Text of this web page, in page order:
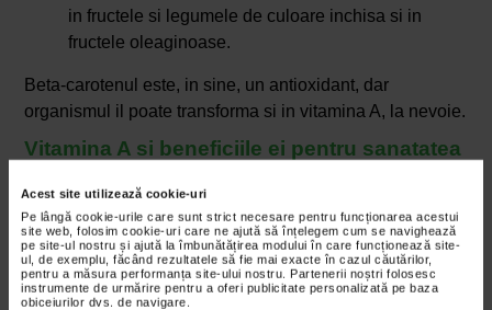
Acest site utilizează cookie-uri
Pe lângă cookie-urile care sunt strict necesare pentru funcționarea acestui
site web, folosim cookie-uri care ne ajută să înțelegem cum se navighează
pe site-ul nostru și ajută la îmbunătățirea modului în care funcționează site-
ul, de exemplu, făcând rezultatele să fie mai exacte în cazul căutărilor,
pentru a măsura performanța site-ului nostru. Partenerii noștri folosesc
instrumente de urmărire pentru a oferi publicitate personalizată pe baza
obiceiurilor dvs. de navigare.
in fructele si legumele de culoare inchisa si in
fructele oleaginoase.
Beta-carotenul este, in sine, un antioxidant, dar
organismul il poate transforma si in vitamina A, la nevoie.
Vitamina A si beneficiile ei pentru sanatatea
Vitamina A reprezinta practic o familie de compusi
liposolubili care joaca un rol important in mentinerea
sanatatii vederii, formarea oaselor, reproducere,
diviziunea celulara si diferentierea celulara.